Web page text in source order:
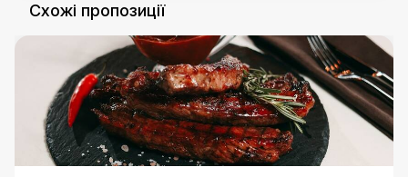
Схожі пропозиції